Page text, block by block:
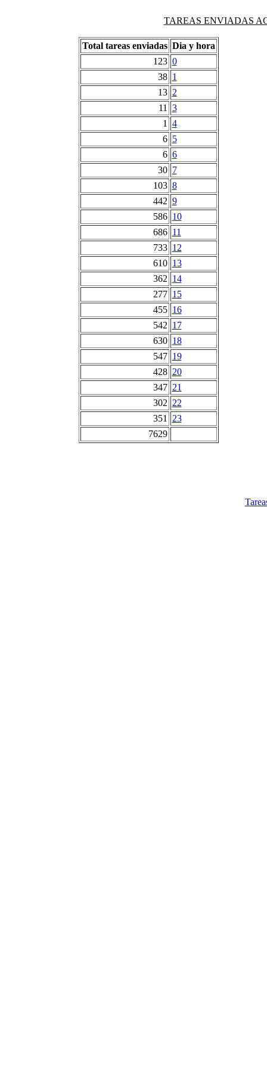
TAREAS ENVIADAS
Total tareas enviadas Dia y hora
123 0
38 1
13 2
11
3
1
4
6 5
6 6
30 7
103 8
442 9
586 10
686 11
733 12
610 13
362 14
277 15
455 16
542 17
630 18
547 19
428 20
347 21
302 22
351
23
7629